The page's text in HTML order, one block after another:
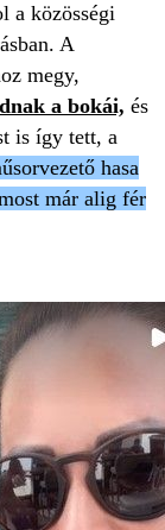
a közösségi
A
megy,
a bokái, és
is így tett, a
hasa
már alig fér